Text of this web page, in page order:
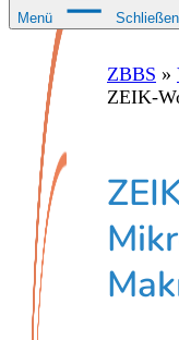
Menü Schließen
ZBBS »
ZEIK-